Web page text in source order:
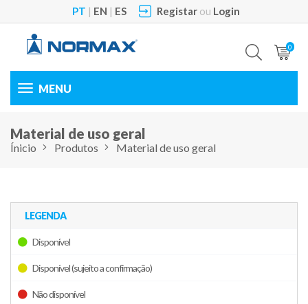
PT | EN | ES Registarou Login
0
Toggle
Material de uso geral
Ínicio Produtos Material de uso geral
LEGENDA
Disponível
Disponível (sujeito a confirmação)
Não disponível